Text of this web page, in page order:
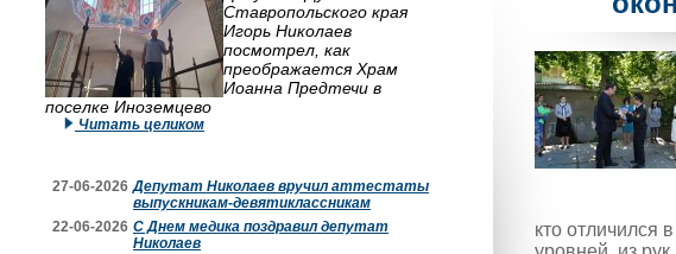
Ставропольского края
Игорь Николаев
посмотрел, как
преображается Храм
Иоанна Предтечи в
поселке Иноземцево
Читать целиком
27-06-2026 Депутат Николаев вручил аттестаты
выпускникам-девятиклассникам
22-06-2026 С Днем медика поздравил депутат
Николаев
кто отличился